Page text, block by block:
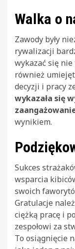
Walka o
Zawody były
rywalizacji
wykazać się
również
decyzji i pracy
wykazała się
wynikiem.
Sukces
wsparcia
swoich
Gratulacje
ciężką pracę i
zespołowi za
To osiągnięcie